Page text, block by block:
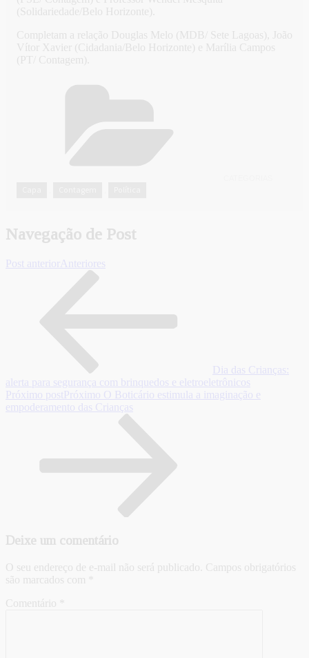
(Solidariedade/Belo Horizonte).
Completam a relação Douglas Melo (MDB/ Sete Lagoas), João
Vítor Xavier (Cidadania/Belo Horizonte) e Marília Campos
(PT/ Contagem).
Navegação de Post
Post anterior Anteriores
Dia das Crianças:
alerta para segurança com brinquedos e eletroeletrônicos
Próximo post Próximo O Boticário estimula a imaginação e
empoderamento das Crianças
Deixe um comentário
O seu endereço de e-mail não será publicado. Campos obrigatórios
são marcados com
Comentário